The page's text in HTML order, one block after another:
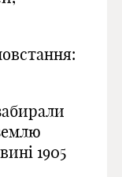
1905